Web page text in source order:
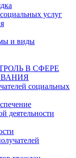
услуг
и виды
В СФЕРЕ
социальных
деятельности